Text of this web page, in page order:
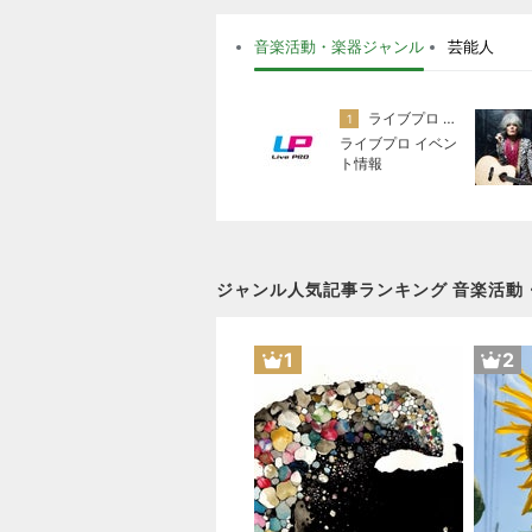
音楽活動・楽器ジャンル 芸能人
1
ライブプロ イベント情報
ライブプロ イベン
ト情報
ジャンル人気記事ランキング 音楽活動
1 2